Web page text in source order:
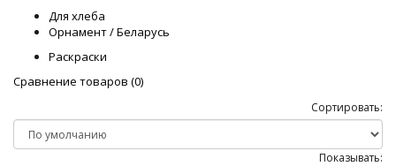
Для хлеба
Орнамент / Беларусь
Раскраски
Сравнение товаров (0)
Сортировать:
Показывать: